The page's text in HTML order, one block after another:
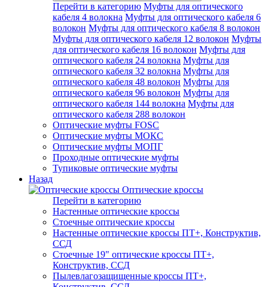
Перейти в категорию Муфты для оптического
кабеля 4 волокна Муфты для оптического кабеля 6
волокон Муфты для оптического кабеля 8 волокон
Муфты для оптического кабеля 12 волокон Муфты
для оптического кабеля 16 волокон Муфты для
оптического кабеля 24 волокна Муфты для
оптического кабеля 32 волокна Муфты для
оптического кабеля 48 волокон Муфты для
оптического кабеля 96 волокон Муфты для
оптического кабеля 144 волокна Муфты для
оптического кабеля 288 волокон
Оптические муфты FOSC
Оптические муфты МОКС
Оптические муфты МОПГ
Проходные оптические муфты
Тупиковые оптические муфты
Назад
Оптические кроссы
Перейти в категорию
Настенные оптические кроссы
Стоечные оптические кроссы
Настенные оптические кроссы ПТ+, Конструктив,
ССД
Стоечные 19" оптические кроссы ПТ+,
Конструктив, ССД
Пылевлагозащищенные кроссы ПТ+,